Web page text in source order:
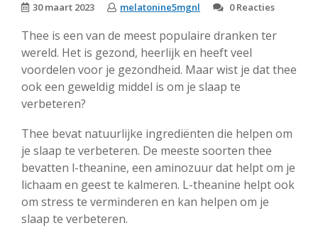
30 maart 2023 melatonine5mgnl 0 Reacties
Thee is een van de meest populaire dranken ter
wereld. Het is gezond, heerlijk en heeft veel
voordelen voor je gezondheid. Maar wist je dat thee
ook een geweldig middel is om je slaap te
verbeteren?
Thee bevat natuurlijke ingrediënten die helpen om
je slaap te verbeteren. De meeste soorten thee
bevatten l-theanine, een aminozuur dat helpt om je
lichaam en geest te kalmeren. L-theanine helpt ook
om stress te verminderen en kan helpen om je
slaap te verbeteren.